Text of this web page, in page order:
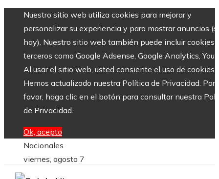
Nuestro sitio web utiliza cookies para mejorar y
personalizar su experiencia y para mostrar anuncios
hay). Nuestro sitio web también puede incluir cookies
terceros como Google Adsense, Google Analytics,
Al usar el sitio web, usted consiente el uso de cookies.
Hemos actualizado nuestra Política de Privacidad. Por
favor, haga clic en el botón para consultar nuestra
de Privacidad.
Ok, acepto
Nacionales
viernes, agosto 7